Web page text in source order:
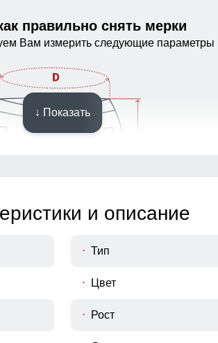
правильно снять мерки
Вам измерить следующие
↓ Показать
и описание
Тип
Цвет
Рост